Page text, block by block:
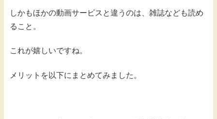
しかもほかの動画サービスと違うのは、雑誌なども読め
ること。
これが嬉しいですね。
メリットを以下にまとめてみました。